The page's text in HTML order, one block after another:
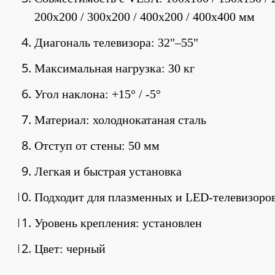
200x200 / 300x200 / 400x200 / 400x400 мм
Диагональ телевизора: 32"–55"
Максимальная нагрузка: 30 кг
Угол наклона: +15° / -5°
Материал: холоднокатаная сталь
Отступ от стены: 50 мм
Легкая и быстрая установка
Подходит для плазменных и LED-
Уровень крепления: установлен
Цвет: черный